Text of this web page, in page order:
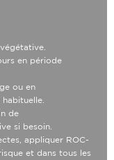
en période
ou en
de
si besoin.
appliquer ROC-
et dans tous les